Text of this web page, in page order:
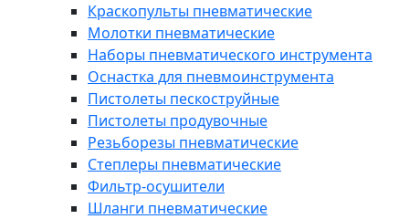
Краскопульты пневматические
Молотки пневматические
Наборы пневматического инструмента
Оснастка для пневмоинструмента
Пистолеты пескоструйные
Пистолеты продувочные
Резьборезы пневматические
Степлеры пневматические
Фильтр-осушители
Шланги пневматические